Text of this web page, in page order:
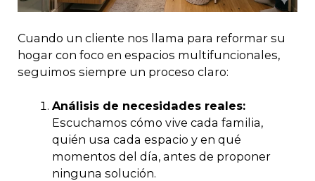
Cuando un cliente nos llama para reformar su
hogar con foco en espacios multifuncionales,
seguimos siempre un proceso claro:
Análisis de necesidades reales:
Escuchamos cómo vive cada familia,
quién usa cada espacio y en qué
momentos del día, antes de proponer
ninguna solución.